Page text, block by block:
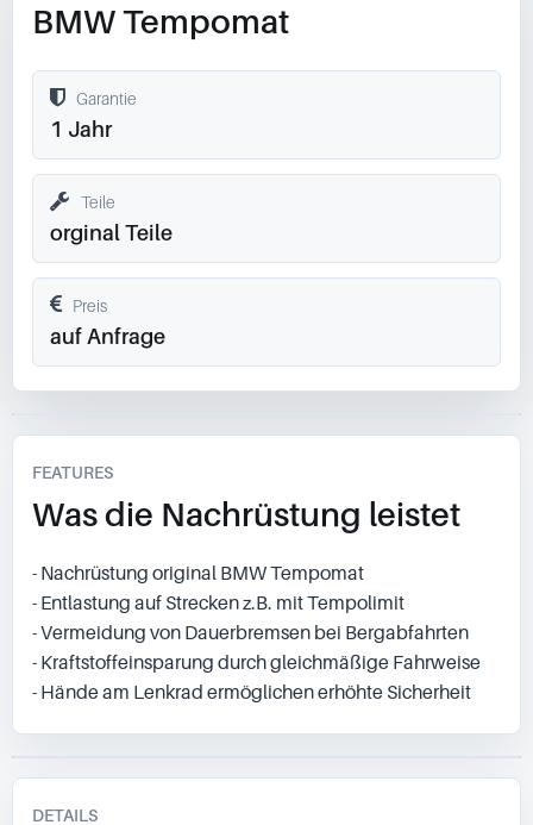
BMW Tempomat
Garantie
1 Jahr
Teile
orginal Teile
Preis
auf Anfrage
FEATURES
Was die Nachrüstung leistet
- Nachrüstung original BMW Tempomat
- Entlastung auf Strecken z.B. mit Tempolimit
- Vermeidung von Dauerbremsen bei Bergabfahrten
- Kraftstoffeinsparung durch gleichmäßige Fahrweise
- Hände am Lenkrad ermöglichen erhöhte Sicherheit
DETAILS